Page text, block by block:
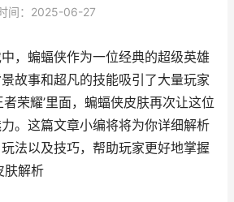
间：2025-06-27
，蝙蝠侠作为一位经典的超级英雄
故事和超凡的技能吸引了大量玩家
者荣耀’里面，蝙蝠侠皮肤再次让这位
。这篇文章小编将将为你详细解析
法以及技巧，帮助玩家更好地掌握
肤解析